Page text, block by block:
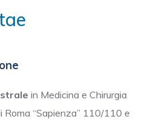
in Medicina e Chirurgia
Roma “Sapienza” 110/110 e